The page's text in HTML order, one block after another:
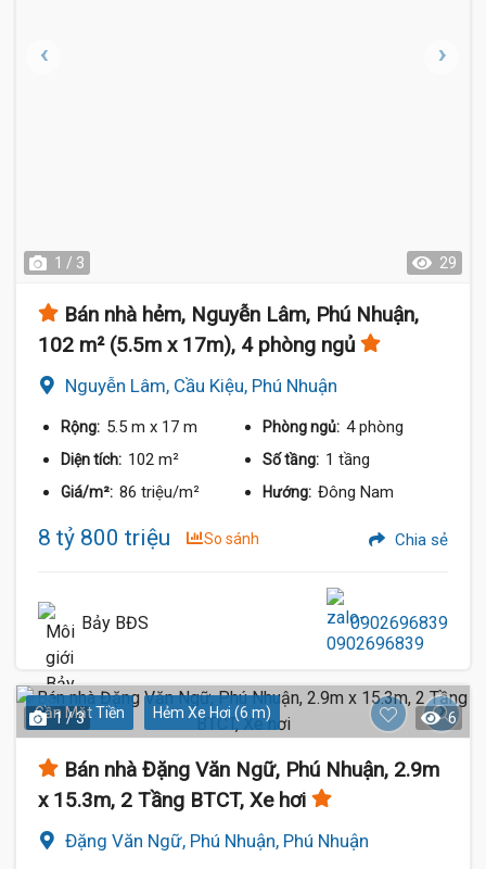
1 / 3 29
Bán nhà hẻm, Nguyễn Lâm, Phú Nhuận,
102 m² (5.5m x 17m), 4 phòng ngủ
Nguyễn Lâm, Cầu Kiệu, Phú Nhuận
Rộng: 5.5 m x 17 m Phòng ngủ: 4 phòng
Diện tích: 102 m² Số tầng: 1 tầng
Giá/m²: 86 triệu/m² Hướng: Đông Nam
8 tỷ 800 triệu So sánh Chia sẻ
Bảy BĐS 0902696839
Gần Mặt Tiền Hẻm Xe Hơi (6 m)
1 / 3 6
Bán nhà Đặng Văn Ngữ, Phú Nhuận, 2.9m
x 15.3m, 2 Tầng BTCT, Xe hơi
Đặng Văn Ngữ, Phú Nhuận, Phú Nhuận